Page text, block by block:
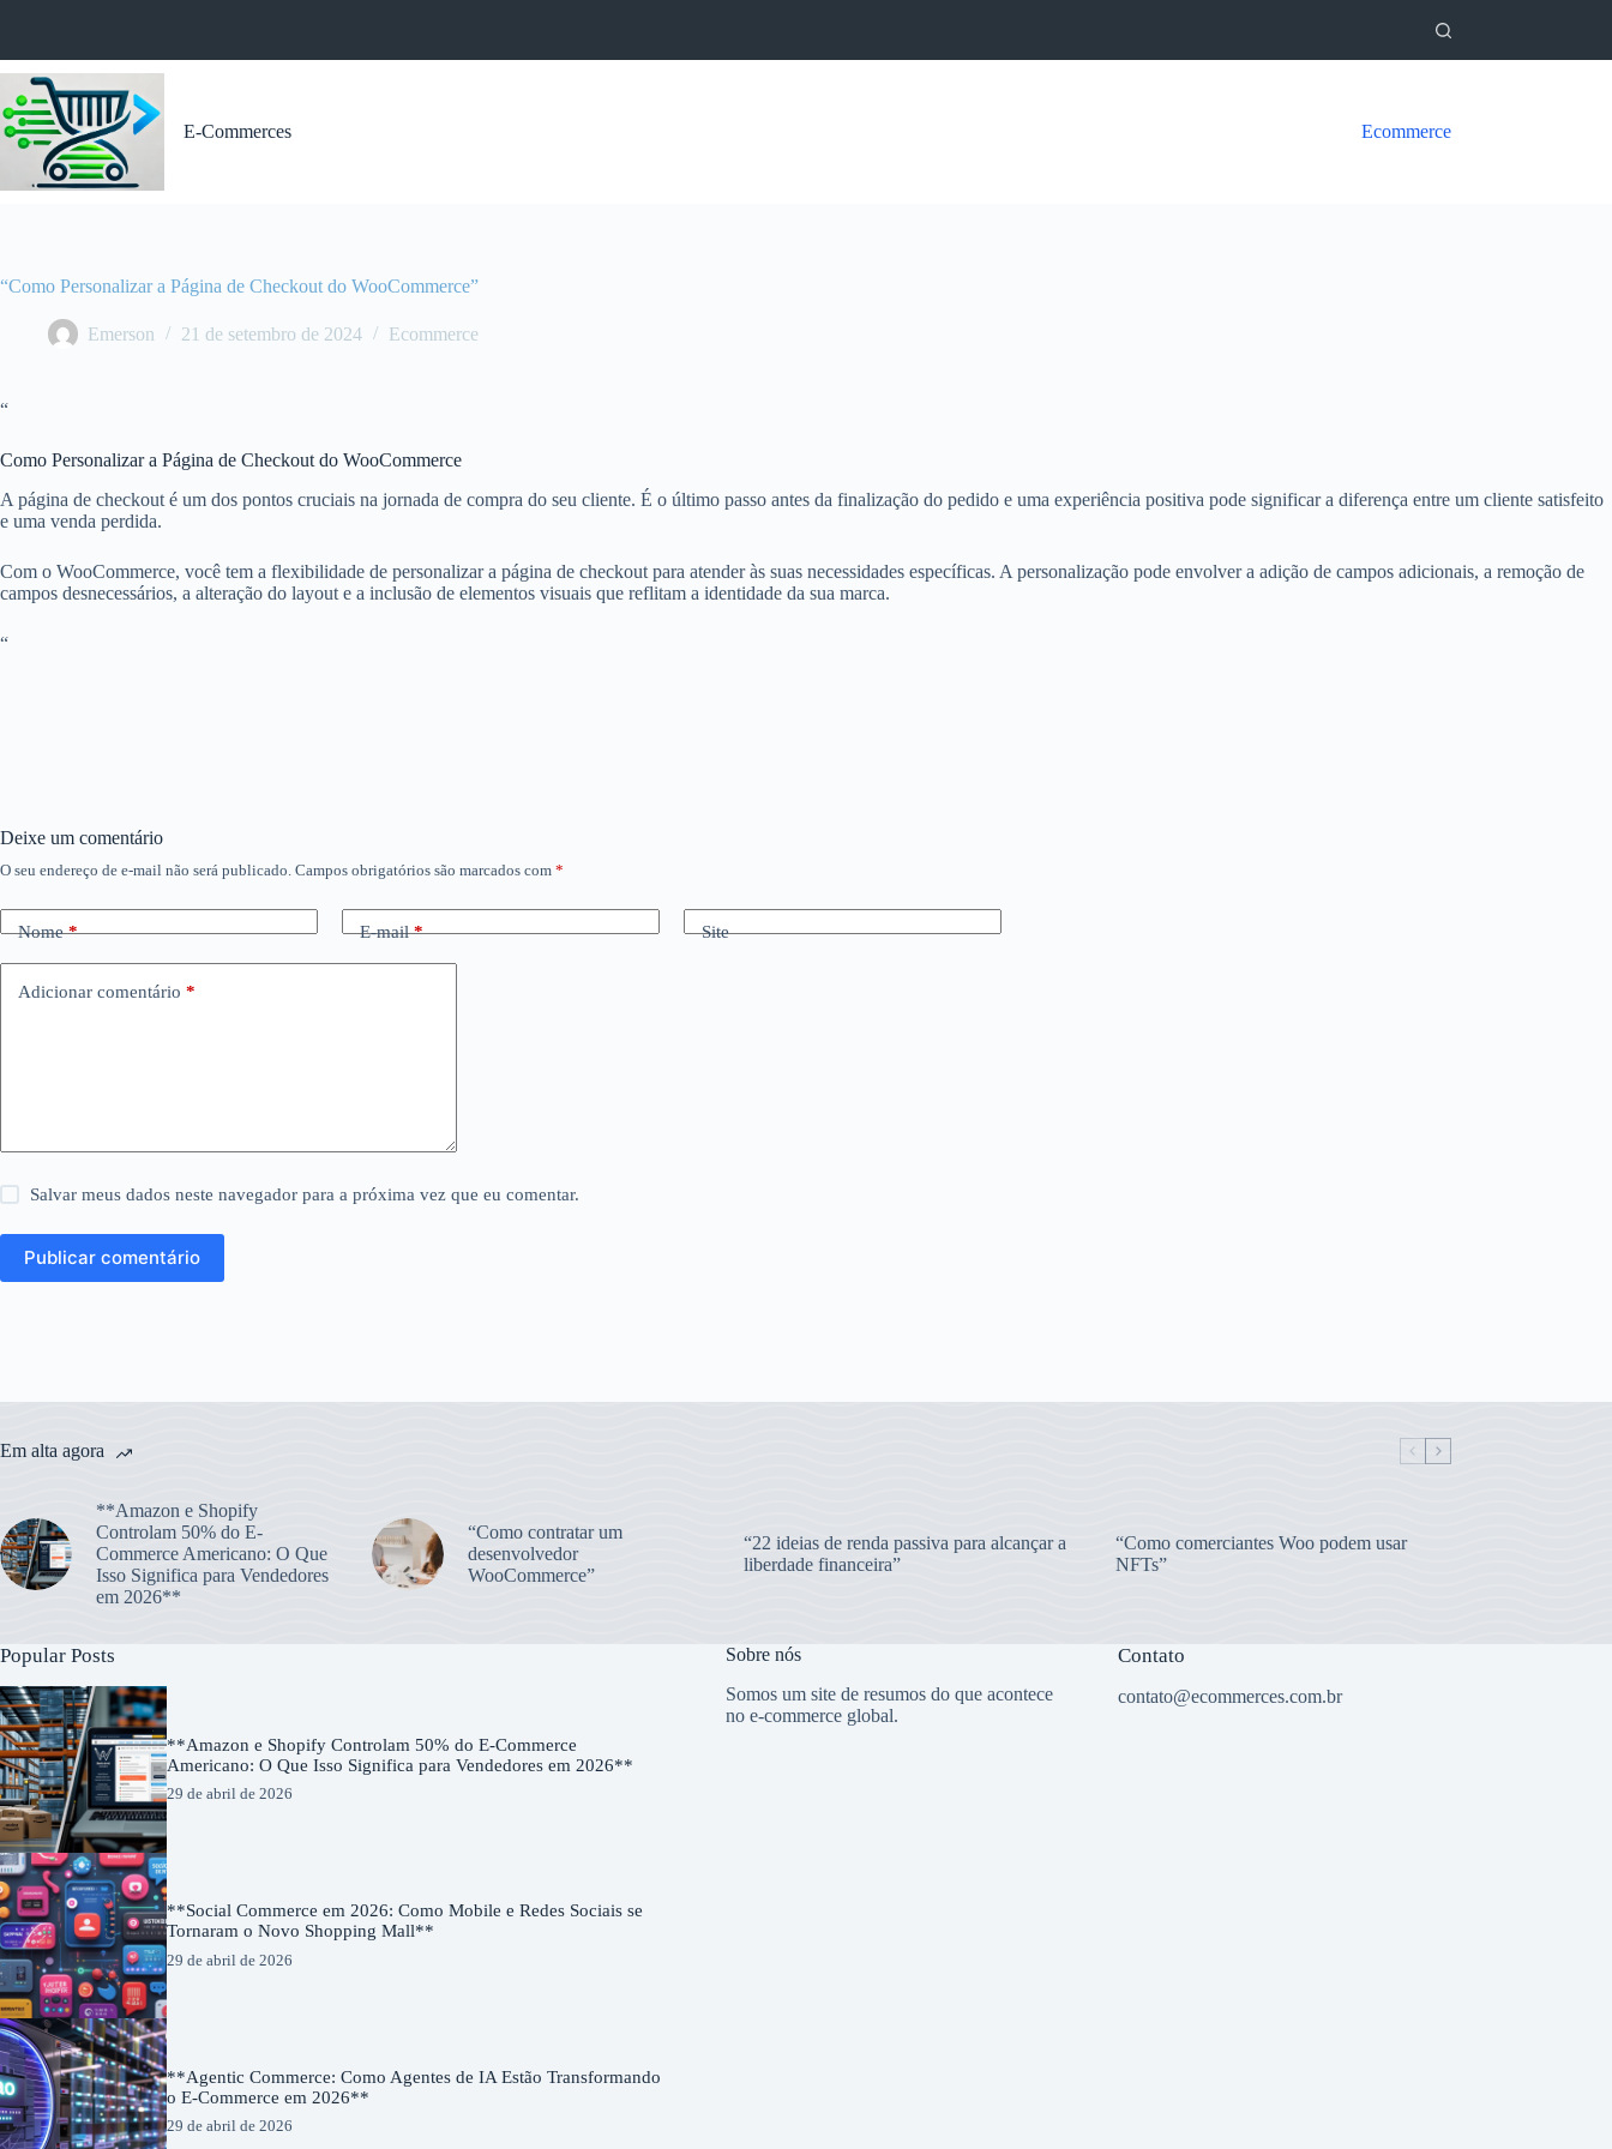
conteúdo
E-Commerces Ecommerce
“Como Personalizar a Página de Checkout do WooCommerce”
Emerson 21 de setembro de 2024 Ecommerce
“
Como Personalizar a Página de Checkout do WooCommerce
A página de checkout é um dos pontos cruciais na jornada de compra do seu cliente. É o último passo antes da finalização do pedido e uma experiência positiva pode significar a diferença entre um cliente satisfeito
e uma venda perdida.
Com o WooCommerce, você tem a flexibilidade de personalizar a página de checkout para atender às suas necessidades específicas. A personalização pode envolver a adição de campos adicionais, a remoção de
campos desnecessários, a alteração do layout e a inclusão de elementos visuais que reflitam a identidade da sua marca.
“
Deixe um comentário
O seu endereço de e-mail não será publicado. Campos obrigatórios são marcados com *
Nome* E-mail* Site
Adicionar comentário *
Salvar meus dados neste navegador para a próxima vez que eu comentar.
Publicar comentário
Em alta agora
**Amazon e Shopify
Controlam 50% do E-
Commerce Americano: O Que
Isso Significa para Vendedores
em 2026**
“Como contratar um
desenvolvedor
WooCommerce”
“22 ideias de renda passiva para alcançar a
liberdade financeira”
“Como comerciantes Woo podem usar
NFTs”
Popular Posts
**Amazon e Shopify Controlam 50% do E-Commerce
Americano: O Que Isso Significa para Vendedores em 2026**
29 de abril de 2026
**Social Commerce em 2026: Como Mobile e Redes Sociais se
Tornaram o Novo Shopping Mall**
29 de abril de 2026
**Agentic Commerce: Como Agentes de IA Estão Transformando
o E-Commerce em 2026**
29 de abril de 2026
Sobre nós
Somos um site de resumos do que acontece
no e-commerce global.
Contato
contato@ecommerces.com.br